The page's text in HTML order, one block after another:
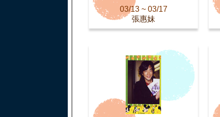
03/13 ~ 03/17
張惠妹